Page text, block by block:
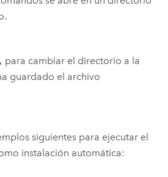
para cambiar el directorio a la
guardado el archivo
siguientes para ejecutar el
instalación automática: